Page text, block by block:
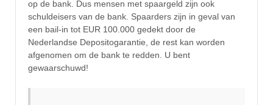
op de bank. Dus mensen met spaargeld zijn ook
schuldeisers van de bank. Spaarders zijn in geval van
een bail-in tot EUR 100.000 gedekt door de
Nederlandse Depositogarantie, de rest kan worden
afgenomen om de bank te redden. U bent
gewaarschuwd!